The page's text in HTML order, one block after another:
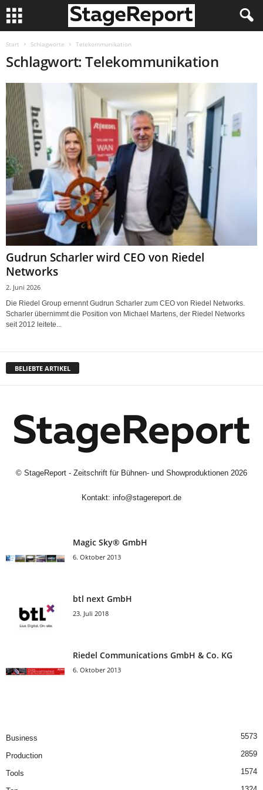
Start Schlagworte Telekommunikation
Schlagwort: Telekommunikation
Gudrun Scharler wird CEO von Riedel
Networks
2. Juni 2026
Die Riedel Group ernennt Gudrun Scharler zum CEO von Riedel Networks.
Scharler übernimmt die Position von Michael Martens, der Riedel Networks
seit 2012 leitete...
BELIEBTE ARTIKEL
© StageReport - Zeitschrift für Bühnen- und Showproduktionen 2026
Kontakt: info@stagereport.de
Magic Sky® GmbH
6. Oktober 2013
btl next GmbH
23. Juli 2018
Riedel Communica­tions GmbH & Co. KG
6. Oktober 2013
Business 5573
Production 2859
Tools 1574